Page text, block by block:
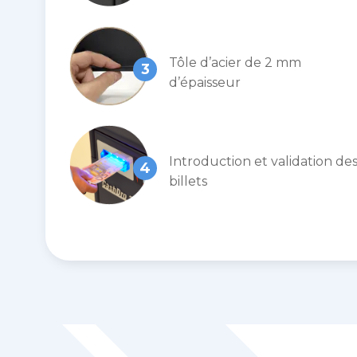
3
Tôle d’acier de 2 mm
d’épaisseur
4
Introduction et validation des
billets